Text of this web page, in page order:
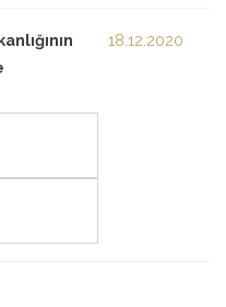
18.12.2020